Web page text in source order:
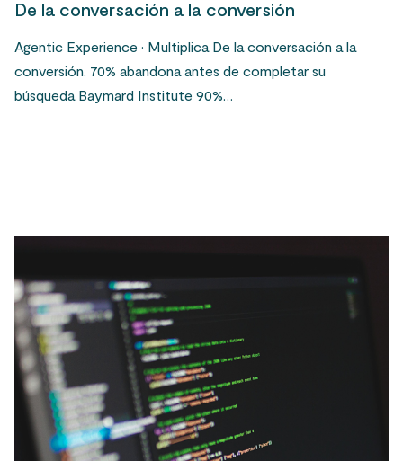
De la conversación a la conversión
Agentic Experience · Multiplica De la conversación a la
conversión. 70% abandona antes de completar su
búsqueda Baymard Institute 90%…